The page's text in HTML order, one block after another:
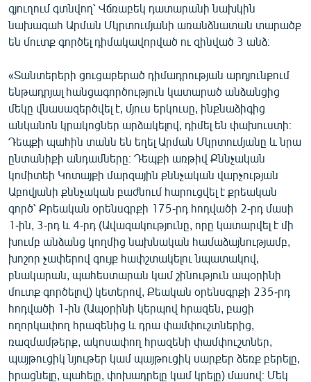
English
Русский
ՀԵՏԵՎԵՔ ՄԵԶ
«Ազատության» բոլոր կայքերը
գյուղում գտնվող՝ Վճռաբեկ դատարանի նախկին
նախագահ Արման Մկրտումյանի առանձնատան տարածք
են մուտք գործել դիմակավորված ու զինված 3 անձ։
«Տանտերերի ցուցաբերած դիմադրության արդյունքում
ենթադրյալ հանցագործություն կատարած անձանցից
մեկը վնասազերծվել է, մյուս երկուսը, ինքնաձիգից
անկանոն կրակոցներ արձակելով, դիմել են փախուստի։
Դեպքի պահին տանն են եղել Արման Մկրտումյանը և նրա
ընտանիքի անդամները։ Դեպքի առթիվ Քննչական
կոմիտեի Կոտայքի մարզային քննչական վարչության
Աբովյանի քննչական բաժնում հարուցվել է քրեական
գործ՝ Քրեական օրենսգրքի 175-րդ հոդվածի 2-րդ մասի
1-ին, 3-րդ և 4-րդ (Ավազակությունը, որը կատարվել է մի
խումբ անձանց կողմից նախնական համաձայնությամբ,
խոշոր չափերով գույք հափշտակելու նպատակով,
բնակարան, պահեստարան կամ շինություն ապօրինի
մուտք գործելով) կետերով, Քեական օրենսգրքի 235-րդ
հոդվածի 1-ին (Ապօրինի կերպով հրազեն, բացի
ողորկափող հրազենից և դրա փամփուշտներից,
ռազմամթերք, ակոսափող հրազենի փամփուշտներ,
պայթուցիկ նյութեր կամ պայթուցիկ սարքեր ձեռք բերելը,
իրացնելը, պահելը, փոխադրելը կամ կրելը) մասով։ Մեկ